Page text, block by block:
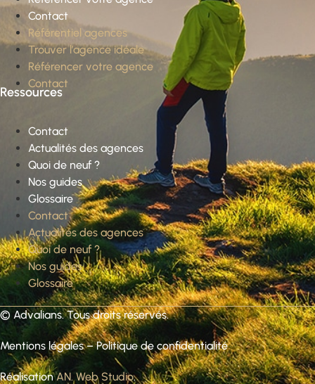
Contact
Référentiel agences
Trouver l’agence idéale
Référencer votre agence
Contact
Ressources
Contact
Actualités des agences
Quoi de neuf ?
Nos guides
Glossaire
Contact
Actualités des agences
Quoi de neuf ?
Nos guides
Glossaire
© Advalians. Tous droits réservés.
Mentions légales–Politique de confidentialité
RéalisationAN. Web Studio.